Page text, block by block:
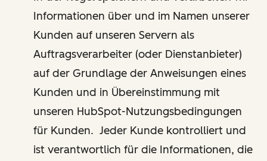
Informationen über und im Namen unserer
Kunden auf unseren Servern als
Auftragsverarbeiter (oder Dienstanbieter)
auf der Grundlage der Anweisungen eines
Kunden und in Übereinstimmung mit
unseren HubSpot-Nutzungsbedingungen
für Kunden. Jeder Kunde kontrolliert und
ist verantwortlich für die Informationen, die